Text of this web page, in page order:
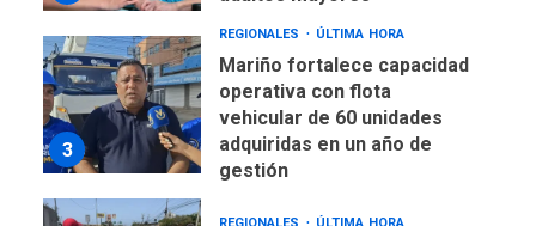
gestión
REGIONALES ÚLTIMA HORA
Reparan hundimiento de la
«Juan Bautista Arismendi» a
la altura de Macho Muerto